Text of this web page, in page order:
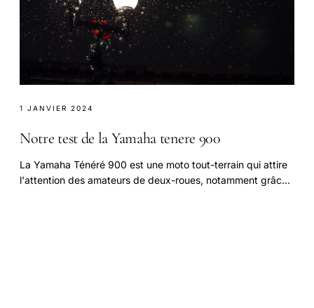
1 JANVIER 2024
Notre test de la Yamaha tenere 900
La Yamaha Ténéré 900 est une moto tout-terrain qui attire
l'attention des amateurs de deux-roues, notamment grâce